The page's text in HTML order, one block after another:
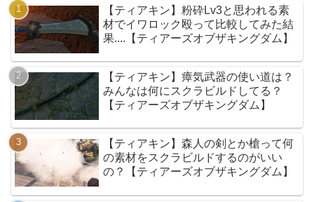
【ティアキン】粉砕Lv3と思われる素
材でイワロック殴って比較してみた結
果....【ティアーズオブザキングダム】
【ティアキン】瘴気武器の使い道は？
みんなは何にスクラビルドしてる？
【ティアーズオブザキングダム】
【ティアキン】森人の剣とか槍って何
の素材をスクラビルドするのがいい
の？【ティアーズオブザキングダム】